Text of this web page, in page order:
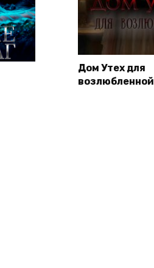
Дом Утех для
возлюбленной